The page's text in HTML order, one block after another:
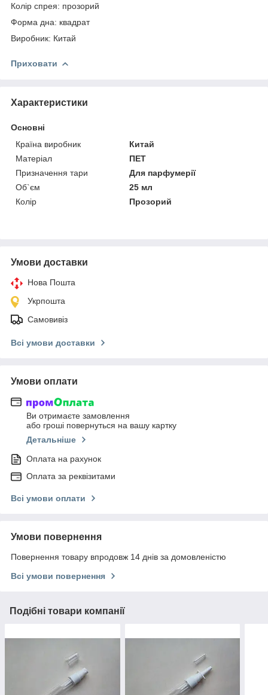
Колір спрея: прозорий
Форма дна: квадрат
Виробник: Китай
Приховати
Характеристики
Основні
Країна виробник
Китай
Матеріал
ПЕТ
Призначення тари
Для парфумерії
Об`єм
25 мл
Колір
Прозорий
Умови доставки
Нова Пошта
Укрпошта
Самовивіз
Всі умови доставки
Умови оплати
Ви отримаєте замовлення
або гроші повернуться на вашу картку
Детальніше
Оплата на рахунок
Оплата за реквізитами
Всі умови оплати
Умови повернення
Повернення товару впродовж 14 днів за домовленістю
Всі умови повернення
Подібні товари компанії